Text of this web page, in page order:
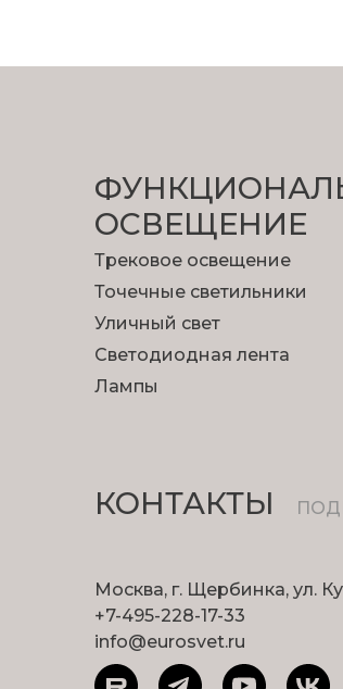
ОСВЕЩЕНИЕ
Трековое освещение
Точечные светильники
Уличный свет
Светодиодная лента
Лампы
КОНТАКТЫ
Москва, г. Щербинка, ул.
+7-495-228-17-33
info@eurosvet.ru